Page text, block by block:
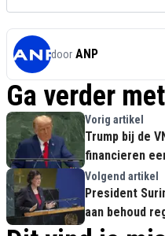
door ANP
Ga verder
Vorig artikel
Trump bij de
financieren
Volgend artikel
President
aan behoud